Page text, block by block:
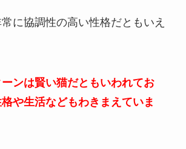
に協調性の高い性格だともいえ
ーンは賢い猫だともいわれてお
や生活などもわきまえていま